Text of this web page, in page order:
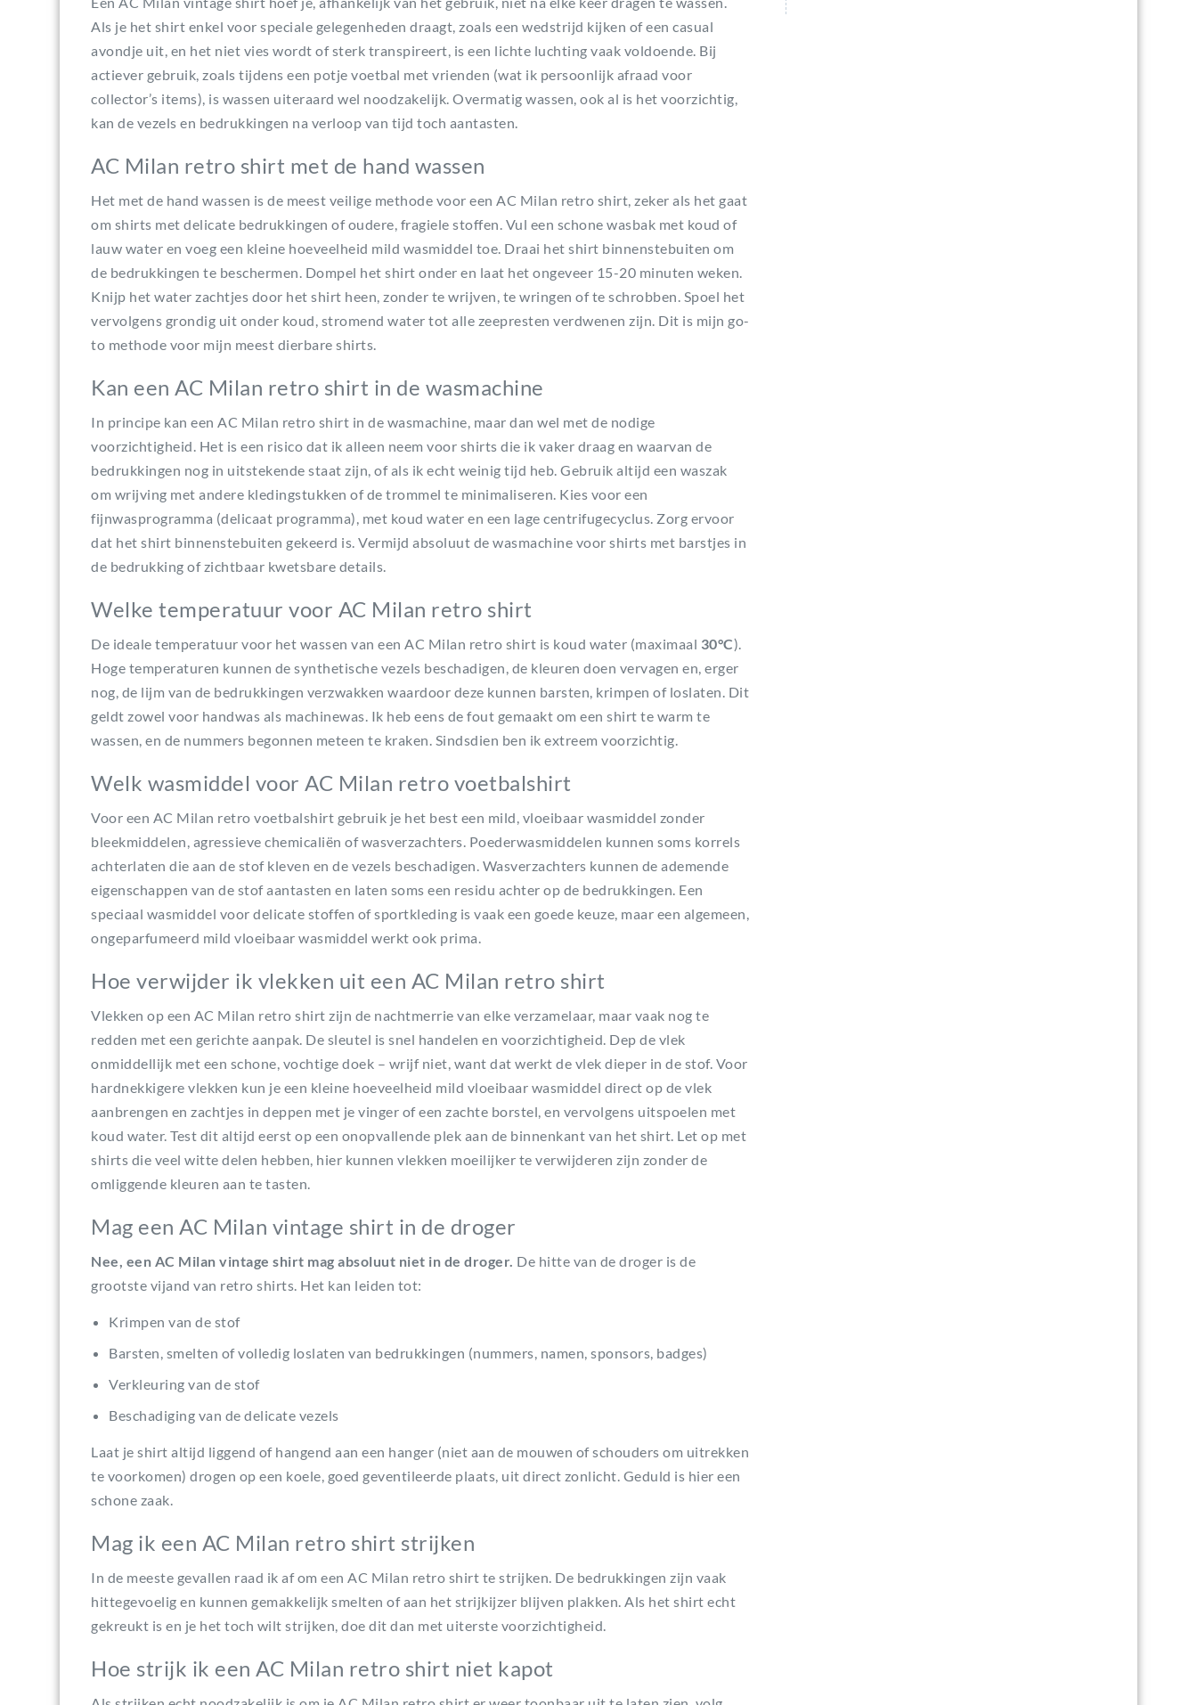
Als je het shirt enkel voor speciale gelegenheden draagt, zoals een wedstrijd kijken of een casual
avondje uit, en het niet vies wordt of sterk transpireert, is een lichte luchting vaak voldoende. Bij
actiever gebruik, zoals tijdens een potje voetbal met vrienden (wat ik persoonlijk afraad voor
collector’s items), is wassen uiteraard wel noodzakelijk. Overmatig wassen, ook al is het voorzichtig,
kan de vezels en bedrukkingen na verloop van tijd toch aantasten.
AC Milan retro shirt met de hand wassen
Het met de hand wassen is de meest veilige methode voor een AC Milan retro shirt, zeker als het gaat
om shirts met delicate bedrukkingen of oudere, fragiele stoffen. Vul een schone wasbak met koud of
lauw water en voeg een kleine hoeveelheid mild wasmiddel toe. Draai het shirt binnenstebuiten om
de bedrukkingen te beschermen. Dompel het shirt onder en laat het ongeveer 15-20 minuten weken.
Knijp het water zachtjes door het shirt heen, zonder te wrijven, te wringen of te schrobben. Spoel het
vervolgens grondig uit onder koud, stromend water tot alle zeepresten verdwenen zijn. Dit is mijn go-
to methode voor mijn meest dierbare shirts.
Kan een AC Milan retro shirt in de wasmachine
In principe kan een AC Milan retro shirt in de wasmachine, maar dan wel met de nodige
voorzichtigheid. Het is een risico dat ik alleen neem voor shirts die ik vaker draag en waarvan de
bedrukkingen nog in uitstekende staat zijn, of als ik echt weinig tijd heb. Gebruik altijd een waszak
om wrijving met andere kledingstukken of de trommel te minimaliseren. Kies voor een
fijnwasprogramma (delicaat programma), met koud water en een lage centrifugecyclus. Zorg ervoor
dat het shirt binnenstebuiten gekeerd is. Vermijd absoluut de wasmachine voor shirts met barstjes in
de bedrukking of zichtbaar kwetsbare details.
Welke temperatuur voor AC Milan retro shirt
De ideale temperatuur voor het wassen van een AC Milan retro shirt is koud water (maximaal 30°C).
Hoge temperaturen kunnen de synthetische vezels beschadigen, de kleuren doen vervagen en, erger
nog, de lijm van de bedrukkingen verzwakken waardoor deze kunnen barsten, krimpen of loslaten. Dit
geldt zowel voor handwas als machinewas. Ik heb eens de fout gemaakt om een shirt te warm te
wassen, en de nummers begonnen meteen te kraken. Sindsdien ben ik extreem voorzichtig.
Welk wasmiddel voor AC Milan retro voetbalshirt
Voor een AC Milan retro voetbalshirt gebruik je het best een mild, vloeibaar wasmiddel zonder
bleekmiddelen, agressieve chemicaliën of wasverzachters. Poederwasmiddelen kunnen soms korrels
achterlaten die aan de stof kleven en de vezels beschadigen. Wasverzachters kunnen de ademende
eigenschappen van de stof aantasten en laten soms een residu achter op de bedrukkingen. Een
speciaal wasmiddel voor delicate stoffen of sportkleding is vaak een goede keuze, maar een algemeen,
ongeparfumeerd mild vloeibaar wasmiddel werkt ook prima.
Hoe verwijder ik vlekken uit een AC Milan retro shirt
Vlekken op een AC Milan retro shirt zijn de nachtmerrie van elke verzamelaar, maar vaak nog te
redden met een gerichte aanpak. De sleutel is snel handelen en voorzichtigheid. Dep de vlek
onmiddellijk met een schone, vochtige doek – wrijf niet, want dat werkt de vlek dieper in de stof. Voor
hardnekkigere vlekken kun je een kleine hoeveelheid mild vloeibaar wasmiddel direct op de vlek
aanbrengen en zachtjes in deppen met je vinger of een zachte borstel, en vervolgens uitspoelen met
koud water. Test dit altijd eerst op een onopvallende plek aan de binnenkant van het shirt. Let op met
shirts die veel witte delen hebben, hier kunnen vlekken moeilijker te verwijderen zijn zonder de
omliggende kleuren aan te tasten.
Mag een AC Milan vintage shirt in de droger
Nee, een AC Milan vintage shirt mag absoluut niet in de droger. De hitte van de droger is de
grootste vijand van retro shirts. Het kan leiden tot:
Krimpen van de stof
Barsten, smelten of volledig loslaten van bedrukkingen (nummers, namen, sponsors, badges)
Verkleuring van de stof
Beschadiging van de delicate vezels
Laat je shirt altijd liggend of hangend aan een hanger (niet aan de mouwen of schouders om uitrekken
te voorkomen) drogen op een koele, goed geventileerde plaats, uit direct zonlicht. Geduld is hier een
schone zaak.
Mag ik een AC Milan retro shirt strijken
In de meeste gevallen raad ik af om een AC Milan retro shirt te strijken. De bedrukkingen zijn vaak
hittegevoelig en kunnen gemakkelijk smelten of aan het strijkijzer blijven plakken. Als het shirt echt
gekreukt is en je het toch wilt strijken, doe dit dan met uiterste voorzichtigheid.
Hoe strijk ik een AC Milan retro shirt niet kapot